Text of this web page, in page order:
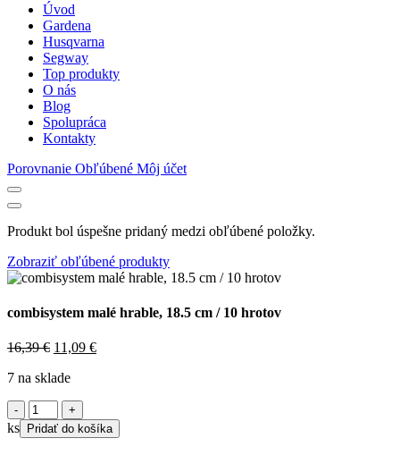
Úvod
Gardena
Husqvarna
Segway
Top produkty
O nás
Blog
Spolupráca
Kontakty
Porovnanie Obľúbené Môj účet
Produkt bol úspešne pridaný medzi obľúbené položky.
Zobraziť obľúbené produkty
combisystem malé hrable, 18.5 cm / 10 hrotov
16,39€ Original
was:
11,09 €Current
7 na sklade
množstvo
combisystem
malé
ks Pridať do košíka